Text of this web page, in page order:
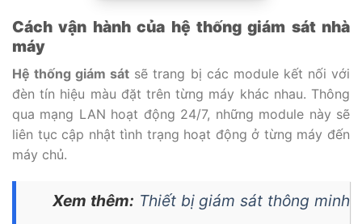
Cách vận hành của hệ thống giám sát nhà
máy
Hệ thống giám sát sẽ trang bị các module kết nối với
đèn tín hiệu màu đặt trên từng máy khác nhau. Thông
qua mạng LAN hoạt động 24/7, những module này sẽ
liên tục cập nhật tình trạng hoạt động ở từng máy đến
máy chủ.
Xem thêm: Thiết bị giám sát thông minh